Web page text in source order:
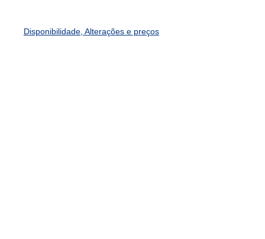
Disponibilidade, Alterações e preços